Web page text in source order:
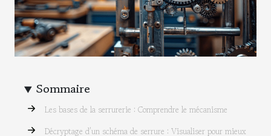
Sommaire
Les bases de la serrurerie : Comprendre le mécanisme
Décryptage d’un schéma de serrure : Visualiser pour mieux